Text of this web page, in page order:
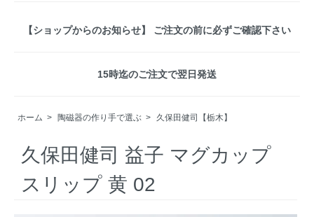
【ショップからのお知らせ】 ご注文の前に必ずご確認下さい
15時迄のご注文で翌日発送
ホーム > 陶磁器の作り手で選ぶ > 久保田健司【栃木】
久保田健司 益子 マグカップ
スリップ 黄 02